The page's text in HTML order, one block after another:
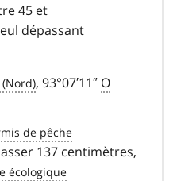
45 et
dépassant
, 93°07′11″ O
137 centimètres,